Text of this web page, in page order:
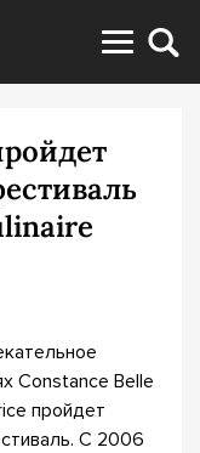
Constance Belle
пройдет
С 2006